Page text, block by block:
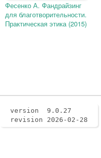
Фесенко А. Фандрайзинг
для благотворительности.
Практическая этика (2015)
version 9.0.27
revision 2026-02-28